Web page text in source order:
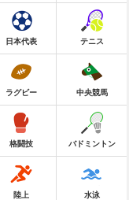
日本代表 テニス
ラグビー 中央競馬
格闘技 バドミントン
陸上 水泳